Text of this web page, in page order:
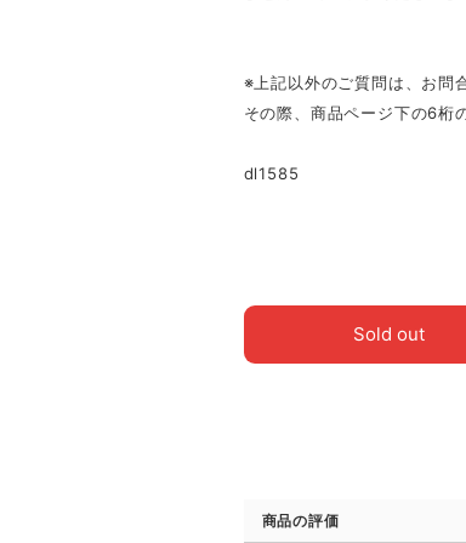
※上記以外のご質問は、お問
その際、商品ページ下の6桁
dl1585
Sold out
商品の評価